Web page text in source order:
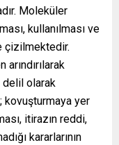
Moleküler
kullanılması ve
çizilmektedir.
olarak
kovuşturmaya yer
itirazın reddi,
kararlarının